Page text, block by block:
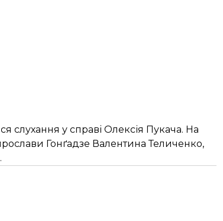
слухання у справі Олексія Пукача. На
Гонґадзе Валентина Теличенко,